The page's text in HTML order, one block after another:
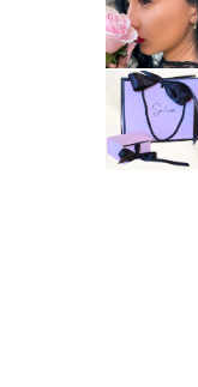
Cadouri adolescente
Cadouri de absolvire
Cadouri pentru Ea
Cadouri pentru El